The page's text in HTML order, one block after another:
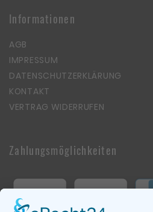
Informationen
AGB
IMPRESSUM
DATENSCHUTZERKLÄRUNG
KONTAKT
VERTRAG WIDERRUFEN
Zahlungsmöglichkeiten